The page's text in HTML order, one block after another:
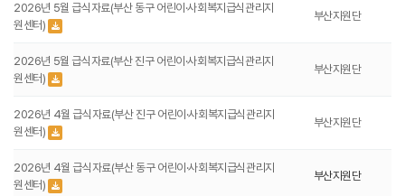
2026년 5월 급식자료(부산 동구 어린이·사회복지급식관리지
원센터)
부산지원단
2026년 5월 급식자료(부산 진구 어린이·사회복지급식관리지
원센터)
부산지원단
2026년 4월 급식자료(부산 진구 어린이·사회복지급식관리지
원센터)
부산지원단
2026년 4월 급식자료(부산 동구 어린이·사회복지급식관리지
원센터)
부산지원단